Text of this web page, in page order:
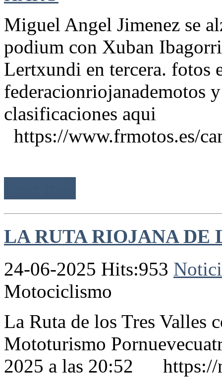
Miguel Angel Jimenez se
podium con Xuban
Lertxundi en tercera. fotos
federacionriojanademotos
clasificaciones aqui
https://www.frmotos.es/
LA RUTA RIOJANA DE
24-06-2025 Hits:953
Motociclismo
La Ruta de los Tres Valles
Mototurismo
2025 a las 20:52 https://